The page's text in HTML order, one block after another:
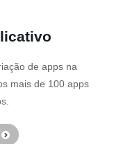
de apps na
mais de 100 apps